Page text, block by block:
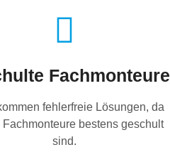
Fachmonteure
fehlerfreie Lösungen, da
Fachmonteure bestens geschult
sind.